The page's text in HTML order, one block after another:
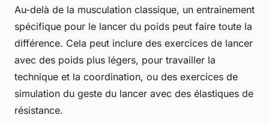
Au-delà de la musculation classique, un entrainement
spécifique pour le lancer du poids peut faire toute la
différence. Cela peut inclure des exercices de lancer
avec des poids plus légers, pour travailler la
technique et la coordination, ou des exercices de
simulation du geste du lancer avec des élastiques de
résistance.